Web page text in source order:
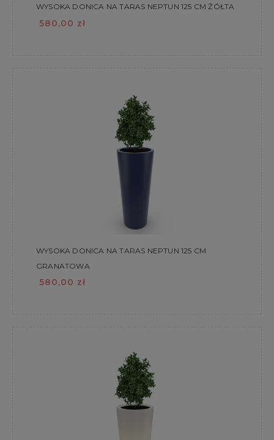
WYSOKA DONICA NA TARAS NEPTUN 125 CM ŻÓŁTA
580,00 zł
WYSOKA DONICA NA TARAS NEPTUN 125 CM
GRANATOWA
580,00 zł